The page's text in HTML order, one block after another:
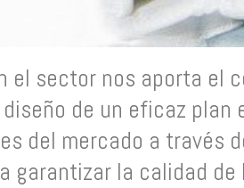
el sector nos aporta el
de un eficaz
del mercado a través
garantizar la calidad